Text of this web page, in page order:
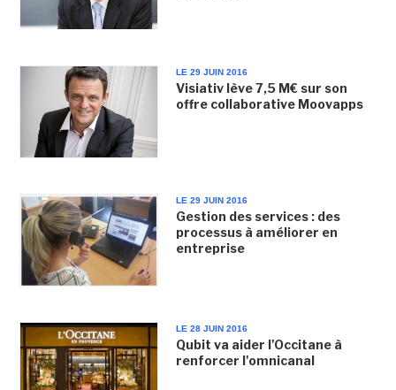
LE 29 JUIN 2016
Visiativ lève 7,5 M€ sur son
offre collaborative Moovapps
LE 29 JUIN 2016
Gestion des services : des
processus à améliorer en
entreprise
LE 28 JUIN 2016
Qubit va aider l'Occitane à
renforcer l'omnicanal